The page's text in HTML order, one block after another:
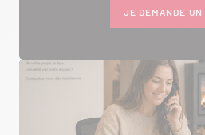
JE DEMANDE UN